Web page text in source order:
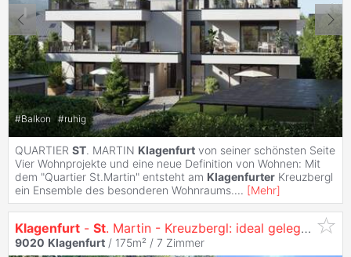
#Balkon #ruhig
QUARTIER ST. MARTIN Klagenfurt von seiner schönsten Seite
Vier Wohnprojekte und eine neue Definition von Wohnen: Mit
dem "Quartier St.Martin" entsteht am Klagenfurter Kreuzbergl
ein Ensemble des besonderen Wohnraums.... [Mehr]
Klagenfurt - St. Martin - Kreuzbergl: ideal gelegen Immobilie mit TOP POTENTIAL
9020 Klagenfurt / 175m² / 7 Zimmer